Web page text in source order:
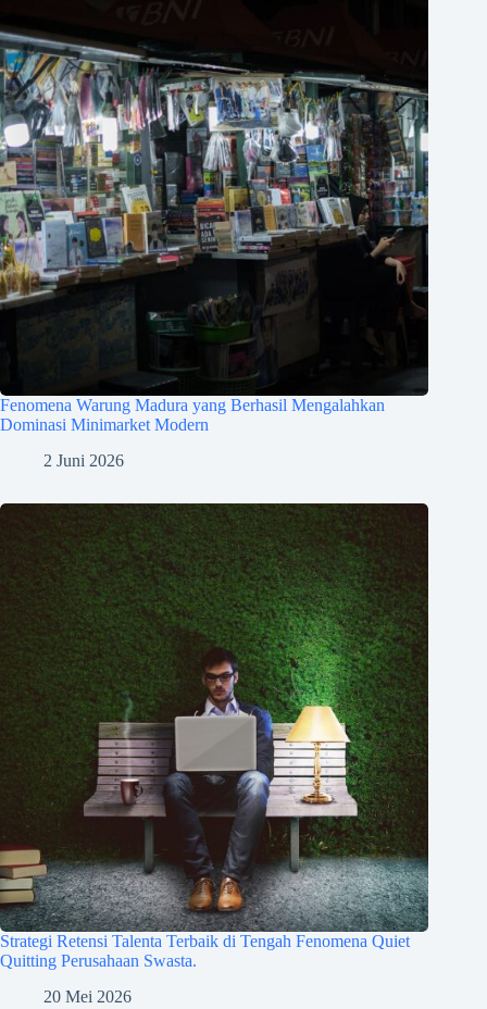
Fenomena Warung Madura yang Berhasil Mengalahkan
Dominasi Minimarket Modern
2 Juni 2026
Strategi Retensi Talenta Terbaik di Tengah Fenomena Quiet
Quitting Perusahaan Swasta.
20 Mei 2026